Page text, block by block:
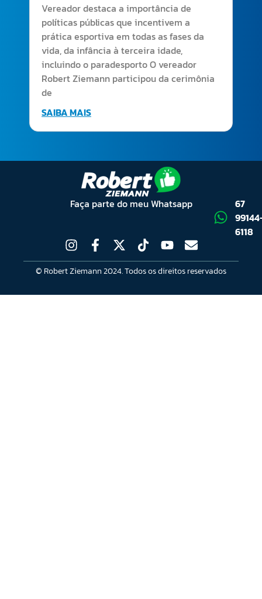
Vereador destaca a importância de
políticas públicas que incentivem a
prática esportiva em todas as fases da
vida, da infância à terceira idade,
incluindo o paradesporto O vereador
Robert Ziemann participou da cerimônia
de
SAIBA MAIS
Faça parte do meu Whatsapp
67
6118
© Robert Ziemann 2024. Todos os direitos reservados